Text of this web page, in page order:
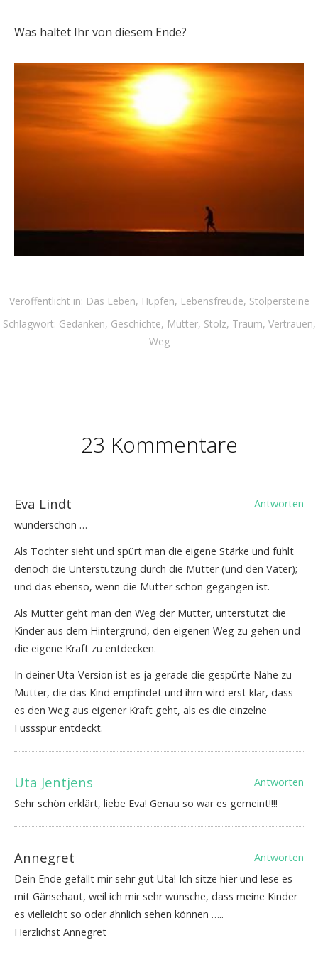
Was haltet Ihr von diesem Ende?
Veröffentlicht in: Das Leben, Hüpfen, Lebensfreude, Stolpersteine
Schlagwort: Gedanken, Geschichte, Mutter, Stolz, Traum, Vertrauen,
Weg
23 Kommentare
Eva Lindt
Antworten
wunderschön …
Als Tochter sieht und spürt man die eigene Stärke und fühlt
denoch die Unterstützung durch die Mutter (und den Vater);
und das ebenso, wenn die Mutter schon gegangen ist.
Als Mutter geht man den Weg der Mutter, unterstützt die
Kinder aus dem Hintergrund, den eigenen Weg zu gehen und
die eigene Kraft zu entdecken.
In deiner Uta-Version ist es ja gerade die gespürte Nähe zu
Mutter, die das Kind empfindet und ihm wird erst klar, dass
es den Weg aus eigener Kraft geht, als es die einzelne
Fussspur entdeckt.
Uta Jentjens
Antworten
Sehr schön erklärt, liebe Eva! Genau so war es gemeint!!!!
Annegret
Antworten
Dein Ende gefällt mir sehr gut Uta! Ich sitze hier und lese es
mit Gänsehaut, weil ich mir sehr wünsche, dass meine Kinder
es vielleicht so oder ähnlich sehen können …..
Herzlichst Annegret